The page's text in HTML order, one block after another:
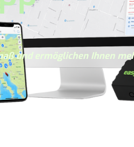
und ermöglichen Ihnen